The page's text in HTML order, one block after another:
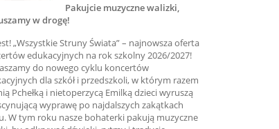
Pakujcie muzyczne walizki,
w drogę!
„Wszystkie Struny Świata” – najnowsza oferta
edukacyjnych na rok szkolny 2026/2027!
do nowego cyklu koncertów
dla szkół i przedszkoli, w którym razem
Pchełką i nietoperzycą Emilką dzieci wyruszą
wyprawę po najdalszych zakątkach
W tym roku nasze bohaterki pakują muzyczne